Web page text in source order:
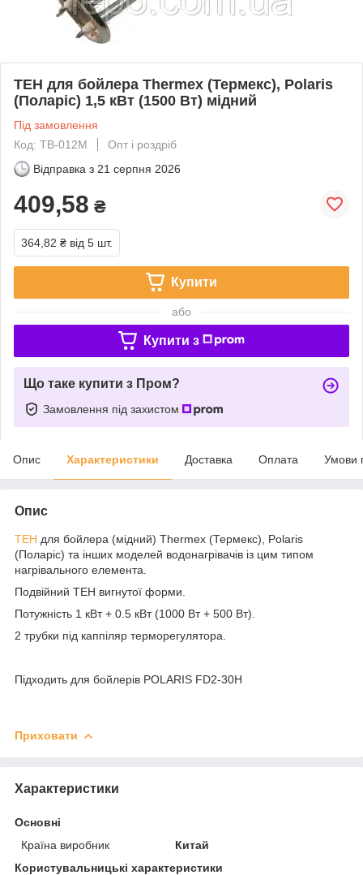
ТЕН для бойлера Thermex (Термекс), Polaris
(Поларіс) 1,5 кВт (1500 Вт) мідний
Під замовлення
Код: TB-012M
Опт і роздріб
Відправка з 21 серпня 2026
409,58 ₴
364,82 ₴ від 5 шт.
Купити
або
Купити з
Що таке купити з Пром?
Замовлення під захистом
Опис Характеристики Доставка Оплата Умови
Опис
ТЕН для бойлера (мідний) Thermex (Термекс), Polaris
(Поларіс) та інших моделей водонагрівачів із цим типом
нагрівального елемента.
Подвійний ТЕН вигнутої форми.
Потужність 1 кВт + 0.5 кВт (1000 Вт + 500 Вт).
2 трубки під каппіляр терморегулятора.
Підходить для бойлерів POLARIS FD2-30H
Приховати
Характеристики
Основні
Країна виробник
Китай
Користувальницькі характеристики